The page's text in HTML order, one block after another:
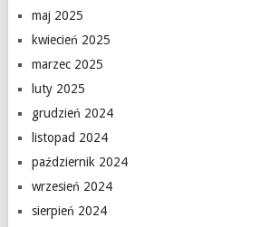
maj 2025
kwiecień 2025
marzec 2025
luty 2025
grudzień 2024
listopad 2024
październik 2024
wrzesień 2024
sierpień 2024